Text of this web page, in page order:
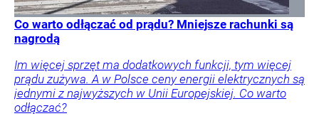
Co warto odłączać od prądu? Mniejsze rachunki są
nagrodą
Im więcej sprzęt ma dodatkowych funkcji, tym więcej
prądu zużywa. A w Polsce ceny energii elektrycznych są
jednymi z najwyższych w Unii Europejskiej. Co warto
odłączać?